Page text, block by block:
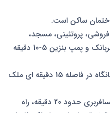
ساکن است.
فروشی، پروتئینی، مسجد،
رستوران، فروشگاه زنجیره ای، عابربانک و پمپ بنزین 5-10 دقیقه
بیمارستان رسالت، داروخانه و درمانگاه در فاصله 15 دقیقه ای ملک
تاکسی حدود 2 دقیقه، ترمینال مسافربری حدود 20 دقیقه، راه